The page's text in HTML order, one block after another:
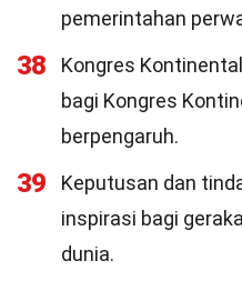
pemerintahan
38
Kongres
bagi Kongres
berpengaruh.
39
Keputusan dan
inspirasi bagi
dunia.